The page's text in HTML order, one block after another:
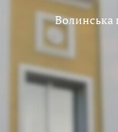
Волинська